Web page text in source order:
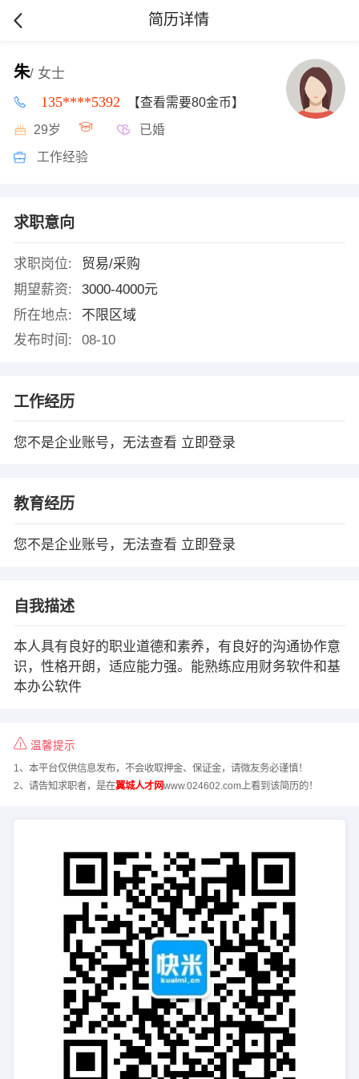
简历详情
朱/ 女士
135****5392 【查看需要80金币】
29岁 已婚
工作经验
求职意向
求职岗位:
贸易/采购
期望薪资:
3000-4000元
所在地点:
不限区域
发布时间:
08-10
工作经历
您不是企业账号，无法查看 立即登录
教育经历
您不是企业账号，无法查看 立即登录
自我描述
本人具有良好的职业道德和素养，有良好的沟通协作意
识，性格开朗，适应能力强。能熟练应用财务软件和基
本办公软件
温馨提示
1、本平台仅供信息发布，不会收取押金、保证金，请微友务必谨慎！
2、请告知求职者，是在翼城人才网www.024602.com上看到该简历的！